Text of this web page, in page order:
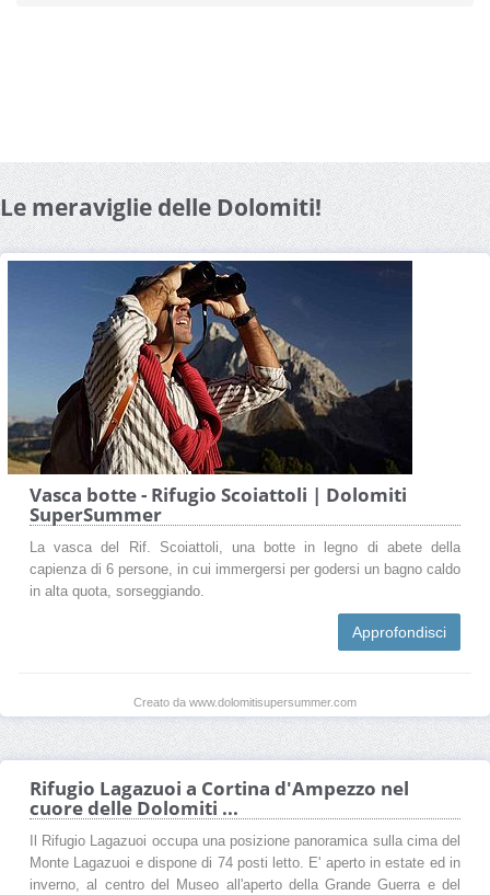
Le meraviglie delle Dolomiti!
Vasca botte - Rifugio Scoiattoli | Dolomiti
SuperSummer
La vasca del Rif. Scoiattoli, una botte in legno di abete della
capienza di 6 persone, in cui immergersi per godersi un bagno caldo
in alta quota, sorseggiando.
Approfondisci
Creato da www.dolomitisupersummer.com
Rifugio Lagazuoi a Cortina d'Ampezzo nel
cuore delle Dolomiti ...
Il Rifugio Lagazuoi occupa una posizione panoramica sulla cima del
Monte Lagazuoi e dispone di 74 posti letto. E' aperto in estate ed in
inverno, al centro del Museo all'aperto della Grande Guerra e del